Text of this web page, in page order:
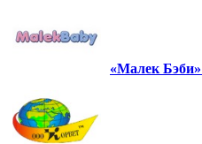
«Малек